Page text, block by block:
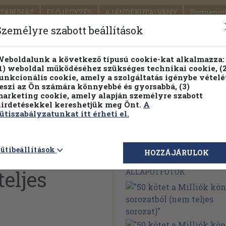
ELŐJEGYZÉS AJÁNDÉKUTALVÁNY
SEGÍTSÉG
PILLANATNYI ÁRAINK FENNTARTHATÓ
Részletes kereső Témaköri fa
könyve
Megvásárolható
ÁLLAPOTFOTÓK
szabott beállítások
a következő típusú cookie-kat alkalmazza:
weboldal működéséhez szükséges technikai cookie,
cookie, amely a szolgáltatás igénybe
az Ön számára könnyebbé és gyorsabbá, (3)
cookie, amely alapján személyre szabott
kereshetjük meg Önt. A
itt érheti el.
HOZZÁJÁRULOK